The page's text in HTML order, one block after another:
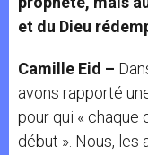
et du Dieu
Camille Eid –
avons rapporté
pour qui « chaque
début ». Nous, les